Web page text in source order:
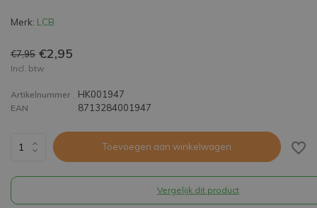
Merk: LCB
€7,95 €2,95
Incl. btw
Artikelnummer HK001947
EAN 8713284001947
Toevoegen aan winkelwagen
Vergelijk dit product